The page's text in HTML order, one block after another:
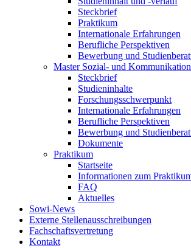
Steckbrief
Praktikum
Internationale Erfahrungen
Berufliche Perspektiven
Bewerbung und
Master Sozial- und
Steckbrief
Studieninhalte
Forschungsschwerpunkt
Internationale Erfahrungen
Berufliche Perspektiven
Bewerbung und
Dokumente
Praktikum
Startseite
Informationen zum
FAQ
Aktuelles
Sowi-News
Externe Stellenausschreibungen
Fachschaftsvertretung
Kontakt